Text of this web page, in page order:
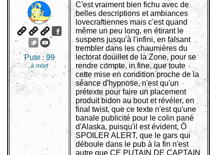
Pute :99
à mort
C'est vraiment bien fichu avec de
belles descriptions et ambiances
lovecraftiennes mais c'est quand
même un peu long, en étirant le
suspens jusqu'à l'infini, en faisant
trembler dans les chaumières du
lectorat douillet de la Zone, pour se
rendre compte, in fine, que toute
cette mise en condition proche de la
séance d'hypnose, n'est qu'un
prétexte pour faire un placement
produit bidon au bout et révéler, en
final twist, que ce texte n'est qu'une
banale publicité pour le colin pané
d'Alaska, puisqu'il est évident, Ô
SPOILER ALERT, que le gars qui
déboule dans le pub à la fin n'est
autre que CE PUTAIN DE CAPTAIN